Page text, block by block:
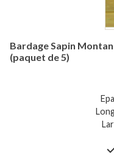
Bardage Sapin
(paquet de 5)